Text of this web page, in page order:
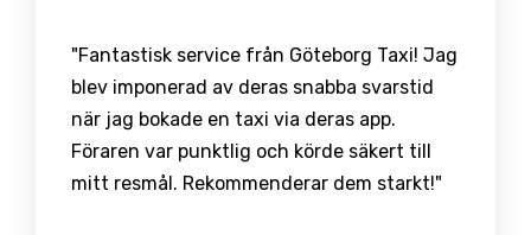
"Fantastisk service från Göteborg Taxi! Jag
blev imponerad av deras snabba svarstid
när jag bokade en taxi via deras app.
Föraren var punktlig och körde säkert till
mitt resmål. Rekommenderar dem starkt!"